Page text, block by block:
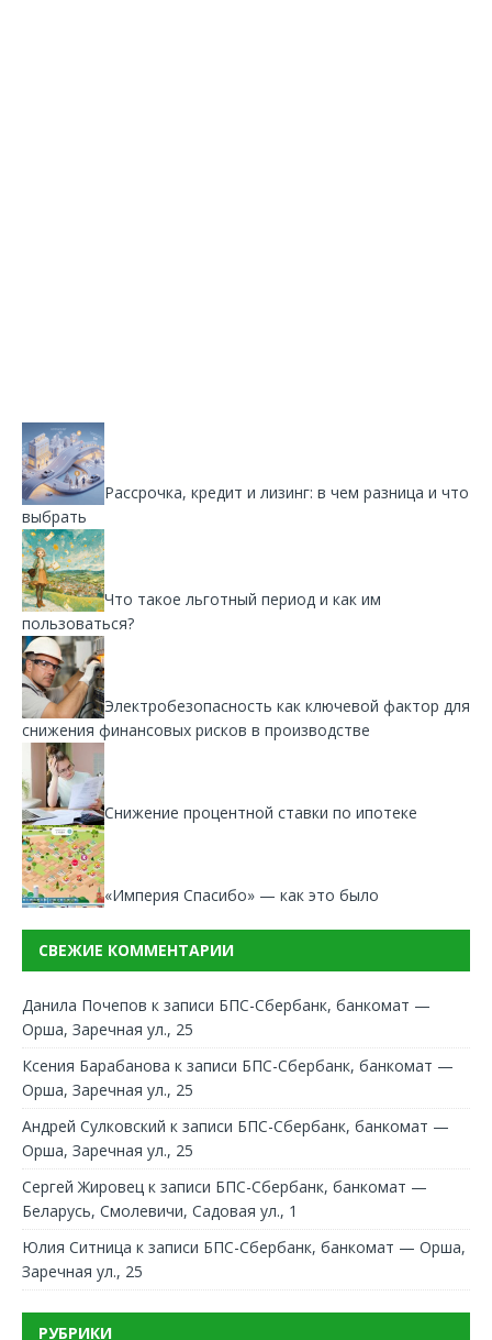
Рассрочка, кредит и лизинг: в чем разница и что
выбрать
Что такое льготный период и как им
пользоваться?
Электробезопасность как ключевой фактор для
снижения финансовых рисков в производстве
Снижение процентной ставки по ипотеке
«Империя Спасибо» — как это было
СВЕЖИЕ КОММЕНТАРИИ
Данила Почепов к записи БПС-Сбербанк, банкомат —
Орша, Заречная ул., 25
Ксения Барабанова к записи БПС-Сбербанк, банкомат —
Орша, Заречная ул., 25
Андрей Сулковский к записи БПС-Сбербанк, банкомат —
Орша, Заречная ул., 25
Сергей Жировец к записи БПС-Сбербанк, банкомат —
Беларусь, Смолевичи, Садовая ул., 1
Юлия Ситница к записи БПС-Сбербанк, банкомат — Орша,
Заречная ул., 25
РУБРИКИ